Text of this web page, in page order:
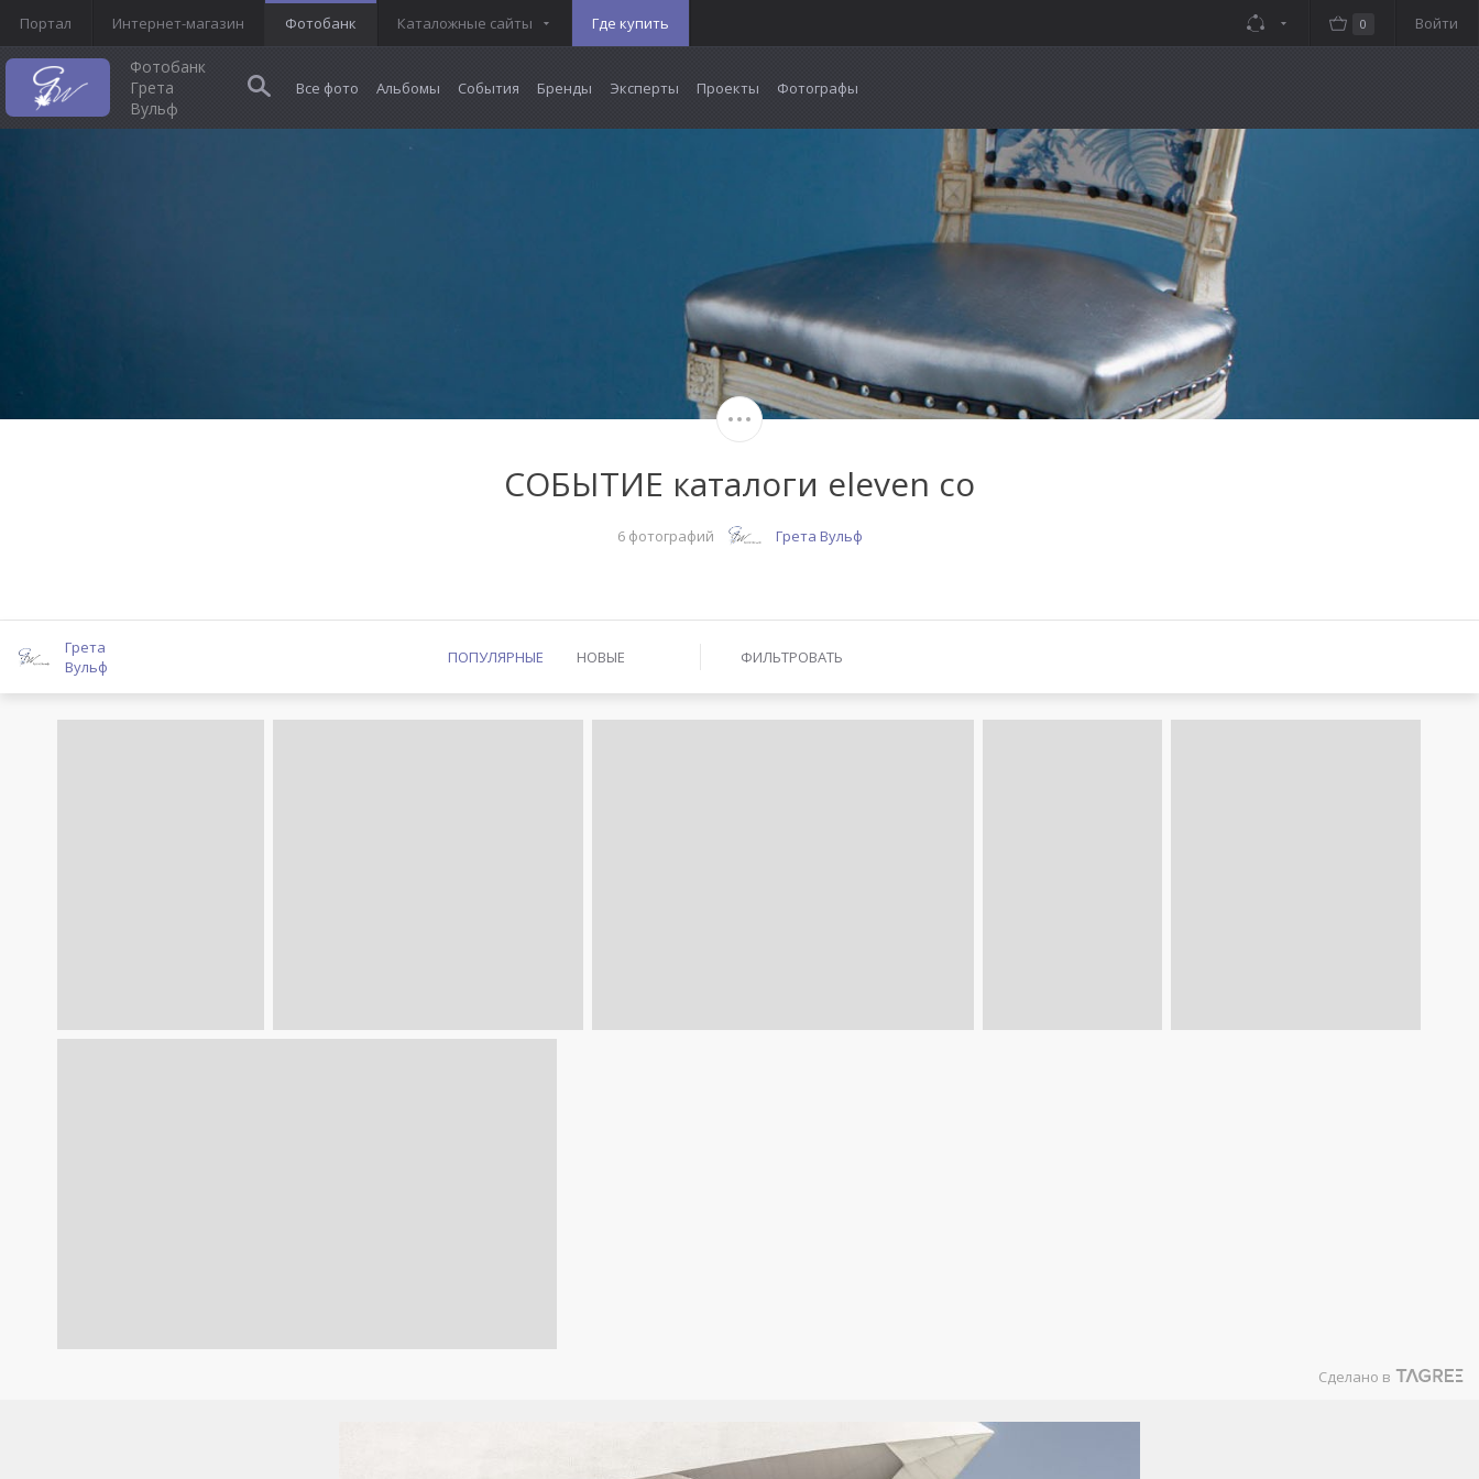
Портал Интернет-магазин Фотобанк Каталожные сайты Где купить Войти
0
Фотобанк
Грета
Вульф
Все фото Альбомы События Бренды Эксперты Проекты Фотографы
СОБЫТИЕ каталоги eleven co
6 фотографий Грета Вульф
Грета
Вульф
ПОПУЛЯРНЫЕ НОВЫЕ ФИЛЬТРОВАТЬ
Сделано в